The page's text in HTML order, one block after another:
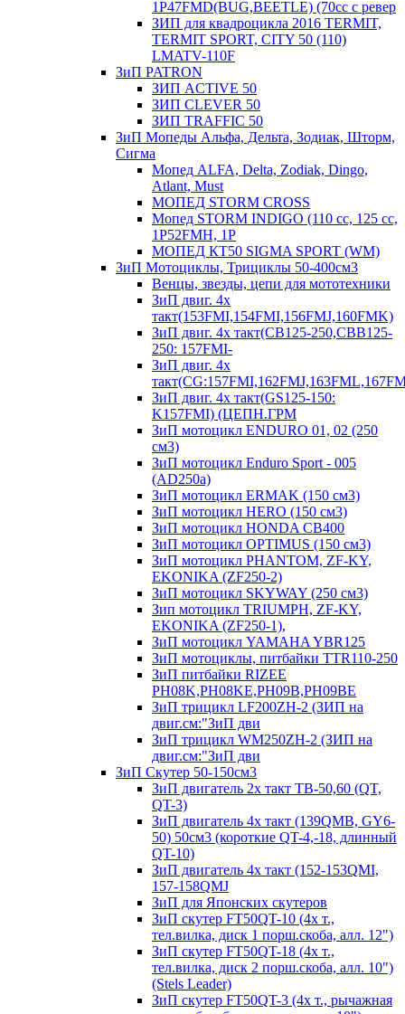
1P47FMD(BUG,BEETLE) (70cc с ревер
ЗИП для квадроцикла 2016 TERMIT,
TERMIT SPORT, CITY 50 (110)
LMATV-110F
ЗиП PATRON
ЗИП ACTIVE 50
ЗИП CLEVER 50
ЗИП TRAFFIC 50
ЗиП Мопеды Альфа, Дельта, Зодиак, Шторм,
Сигма
Мопед ALFA, Delta, Zodiak, Dingo,
Atlant, Must
МОПЕД STORM CROSS
Мопед STORM INDIGO (110 сс, 125 cc,
1P52FMH, 1P
МОПЕД КТ50 SIGMA SPORT (WM)
ЗиП Мотоциклы, Трициклы 50-400см3
Венцы, звезды, цепи для мототехники
ЗиП двиг. 4х
такт(153FMI,154FMI,156FMJ,160FMK)
ЗиП двиг. 4х такт(CB125-250,CBB125-
250: 157FMI-
ЗиП двиг. 4х
ЗиП двиг. 4х такт(GS125-150:
K157FMI) (ЦЕПН.ГРМ
ЗиП мотоцикл ENDURO 01, 02 (250
см3)
ЗиП мотоцикл Enduro Sport - 005
(AD250a)
ЗиП мотоцикл ERMAK (150 см3)
ЗиП мотоцикл HERO (150 см3)
ЗиП мотоцикл HONDA CB400
ЗиП мотоцикл OPTIMUS (150 см3)
ЗиП мотоцикл PHANTOM, ZF-KY,
EKONIKA (ZF250-2)
ЗиП мотоцикл SKYWAY (250 см3)
Зип мотоцикл TRIUMPH, ZF-KY,
EKONIKA (ZF250-1),
ЗиП мотоцикл YAMAHA YBR125
ЗиП мотоциклы, питбайки TTR110-250
ЗиП питбайки RIZEE
PH08K,PH08KE,PH09B,PH09BE
ЗиП трицикл LF200ZH-2 (ЗИП на
двиг.см:"ЗиП дви
ЗиП трицикл WM250ZH-2 (ЗИП на
двиг.см:"ЗиП дви
ЗиП Скутер 50-150см3
ЗиП двигатель 2х такт ТВ-50,60 (QT,
QT-3)
ЗиП двигатель 4х такт (139QMB, GY6-
50) 50см3 (короткие QT-4,-18, длинный
QT-10)
ЗиП двигатель 4х такт (152-153QMI,
157-158QMJ
ЗиП для Японских скутеров
ЗиП скутер FT50QT-10 (4х т.,
тел.вилка, диск 1 порш.скоба, алл. 12")
ЗиП скутер FT50QT-18 (4х т.,
тел.вилка, диск 2 порш.скоба, алл. 10")
(Stels Leader)
ЗиП скутер FT50QT-3 (4х т., рычажная